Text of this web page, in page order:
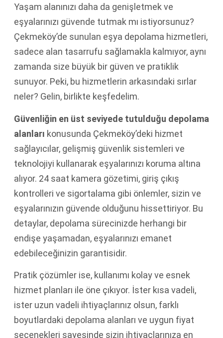
Yaşam alanınızı daha da genişletmek ve
eşyalarınızı güvende tutmak mı istiyorsunuz?
Çekmeköy’de sunulan eşya depolama hizmetleri,
sadece alan tasarrufu sağlamakla kalmıyor, aynı
zamanda size büyük bir güven ve pratiklik
sunuyor. Peki, bu hizmetlerin arkasındaki sırlar
neler? Gelin, birlikte keşfedelim.
Güvenliğin en üst seviyede tutulduğu depolama
alanları konusunda Çekmeköy’deki hizmet
sağlayıcılar, gelişmiş güvenlik sistemleri ve
teknolojiyi kullanarak eşyalarınızı koruma altına
alıyor. 24 saat kamera gözetimi, giriş çıkış
kontrolleri ve sigortalama gibi önlemler, sizin ve
eşyalarınızın güvende olduğunu hissettiriyor. Bu
detaylar, depolama sürecinizde herhangi bir
endişe yaşamadan, eşyalarınızı emanet
edebileceğinizin garantisidir.
Pratik çözümler ise, kullanımı kolay ve esnek
hizmet planları ile öne çıkıyor. İster kısa vadeli,
ister uzun vadeli ihtiyaçlarınız olsun, farklı
boyutlardaki depolama alanları ve uygun fiyat
seçenekleri sayesinde sizin ihtiyaçlarınıza en